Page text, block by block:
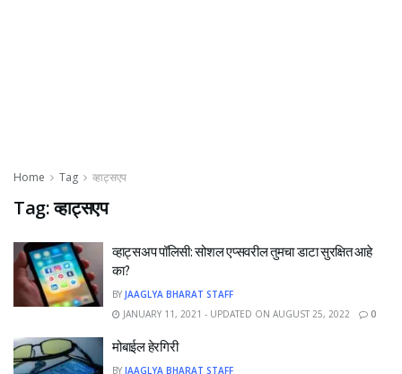
Home Tag व्हाट्सएप
Tag:व्हाट्सएप
व्हाट्सअप पॉलिसी: सोशल एप्सवरील तुमचा डाटा सुरक्षित आहे
का?
BY JAAGLYA BHARAT STAFF
JANUARY 11, 2021 - UPDATED ON AUGUST 25, 2022
0
मोबाईल हेरगिरी
BY JAAGLYA BHARAT STAFF